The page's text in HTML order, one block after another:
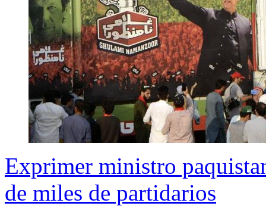
Exprimer ministro
de miles de partidarios